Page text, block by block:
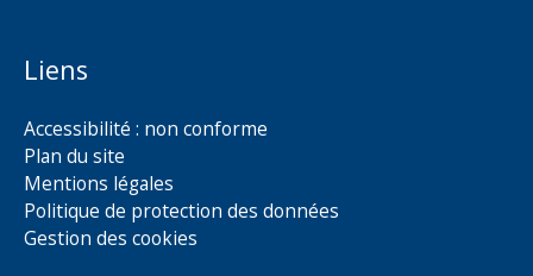
Liens
Accessibilité : non conforme
Plan du site
Mentions légales
Politique de protection des données
Gestion des cookies